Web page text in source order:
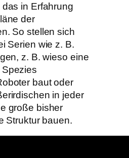
in Erfahrung
der
So stellen sich
Serien wie z. B.
z. B. wieso eine
baut oder
in jeder
große bisher
Struktur bauen.